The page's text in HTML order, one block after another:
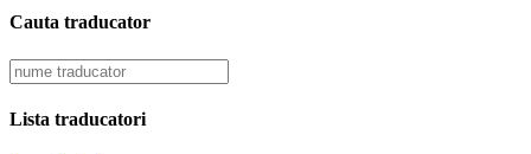
Cauta traducator
Lista traducatori